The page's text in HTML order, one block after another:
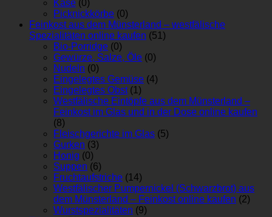
Käse (0)
Picknickkörbe (0)
Feinkost aus dem Münsterland – westfälische
Spezialitäten online kaufen (51)
Bio-Porridge (0)
Gewürze, Salze, Öle (0)
Nudeln (0)
Eingelegtes Gemüse (4)
Eingelegtes Obst (1)
Westfälische Eintöpfe aus dem Münsterland –
Feinkost im Glas und in der Dose online kaufen
(8)
Fleischgerichte im Glas (5)
Gurken (3)
Honig (0)
Suppen (6)
Fruchtaufstriche (14)
Westfälischer Pumpernickel (Schwarzbrot) aus
dem Münsterland – Feinkost online kaufen (2)
Wurstspezialitäten (9)